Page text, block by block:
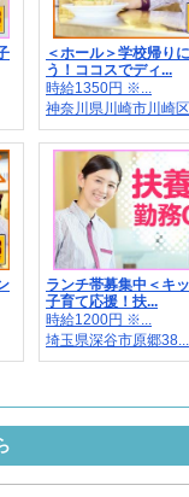
＜ホール＞学校帰り
う！ココスでディ...
時給1350円 ※...
神奈川県川崎市川崎
ランチ帯募集中＜キ
子育て応援！扶...
時給1200円 ※...
埼玉県深谷市原郷38...